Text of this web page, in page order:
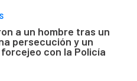
a un hombre tras un
persecución y un
con la Policía